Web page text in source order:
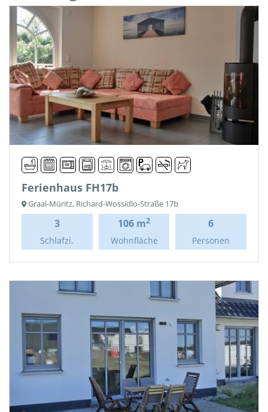
Ferienhaus FH17b
Graal-Müritz, Richard-Wossidlo-Straße 17b
3
Schlafzi.
106 m2
Wohnfläche
6
Personen